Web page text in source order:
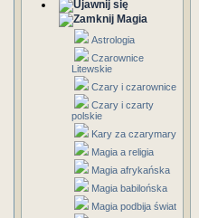
Magia
Astrologia
Czarownice
Litewskie
Czary i czarownice
Czary i czarty
polskie
Kary za czarymary
Magia a religia
Magia afrykańska
Magia babilońska
Magia podbija świat